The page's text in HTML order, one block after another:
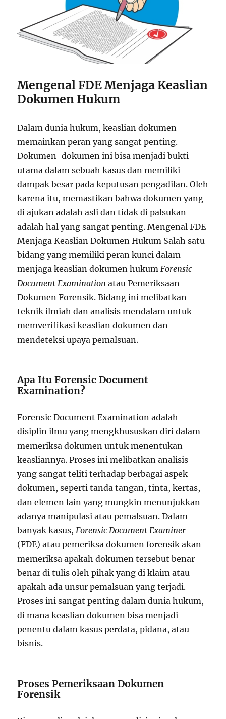
Mengenal FDE Menjaga Keaslian
Dokumen Hukum
Dalam dunia hukum, keaslian dokumen
memainkan peran yang sangat penting.
Dokumen-dokumen ini bisa menjadi bukti
utama dalam sebuah kasus dan memiliki
dampak besar pada keputusan pengadilan. Oleh
karena itu, memastikan bahwa dokumen yang
di ajukan adalah asli dan tidak di palsukan
adalah hal yang sangat penting. Mengenal FDE
Menjaga Keaslian Dokumen Hukum Salah satu
bidang yang memiliki peran kunci dalam
menjaga keaslian dokumen hukumForensic
Document Examination atau Pemeriksaan
Dokumen Forensik. Bidang ini melibatkan
teknik ilmiah dan analisis mendalam untuk
memverifikasi keaslian dokumen dan
mendeteksi upaya pemalsuan.
Apa Itu Forensic Document
Examination?
Forensic Document Examination adalah
disiplin ilmu yang mengkhususkan diri dalam
memeriksa dokumen untuk menentukan
keasliannya. Proses ini melibatkan analisis
yang sangat teliti terhadap berbagai aspek
dokumen, seperti tanda tangan, tinta, kertas,
dan elemen lain yang mungkin menunjukkan
adanya manipulasi atau pemalsuan. Dalam
banyak kasus,Forensic Document Examiner
(FDE) atau pemeriksa dokumen forensik akan
memeriksa apakah dokumen tersebut benar-
benar di tulis oleh pihak yang di klaim atau
apakah ada unsur pemalsuan yang terjadi.
Proses ini sangat penting dalam dunia hukum,
di mana keaslian dokumen bisa menjadi
penentu dalam kasus perdata, pidana, atau
bisnis.
Proses Pemeriksaan Dokumen
Forensik